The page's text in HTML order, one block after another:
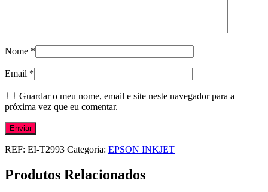
Nome *
Email *
Guardar o meu nome, email e site neste navegador para a
próxima vez que eu comentar.
REF: EI-T2993 Categoria: EPSON INKJET
Produtos Relacionados